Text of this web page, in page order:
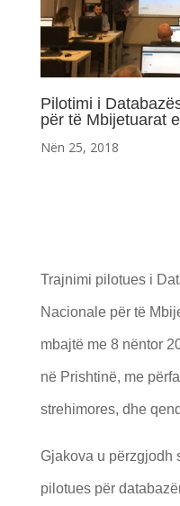
Pilotimi i
për të Mbijetuarat
Nën 25, 2018
Trajnimi pilotues i
Nacionale për të
mbajtë me 8 nëntor
në Prishtinë, me
strehimores, dhe
Gjakova u përzgjodh
pilotues për